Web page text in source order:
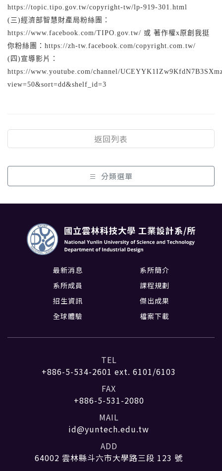
分類選單
https://topic.tipo.gov.tw/copyright-tw/lp-919-301.html
(三)經濟部智慧財產局粉絲團：
https://www.facebook.com/TIPO.gov.tw/ 或 著作權x原創我挺
你粉絲團：https://zh-tw.facebook.com/copyright.com.tw/
(四)宣導影片：
https://www.youtube.com/channel/
view=50&sort=dd&shelf_id=3
返回列表
最新消息
系所簡介
系所成員
課程規劃
招生資訊
傑出成果
全球體驗
檔案下載
TEL
+886-5-534-2601 ext. 6101/6103
FAX
+886-5-531-2080
MAIL
id@yuntech.edu.tw
ADD
64002 雲林縣斗六市大學路三段 123 號